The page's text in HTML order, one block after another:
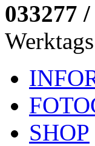
033277
SHOP